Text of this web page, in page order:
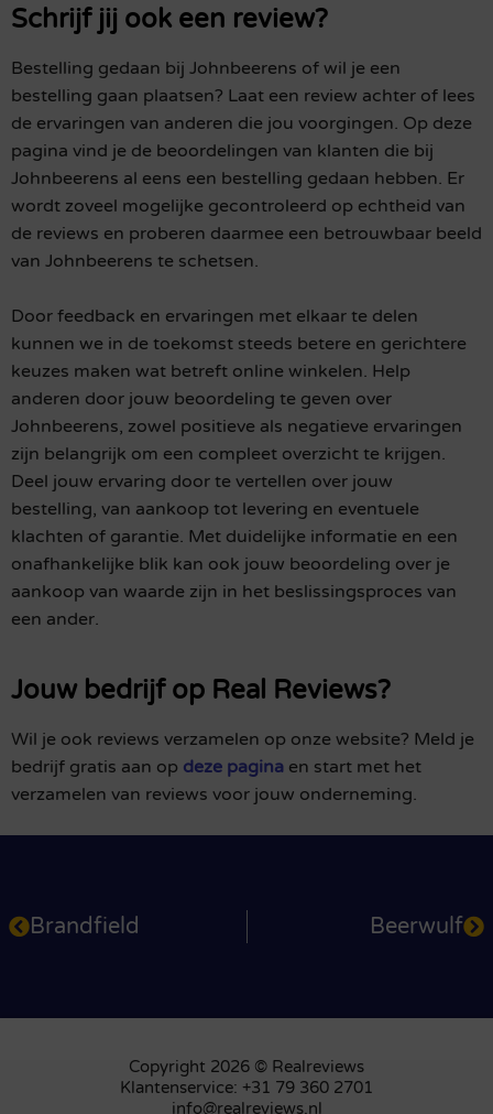
Schrijf jij ook een review?
Bestelling gedaan bij Johnbeerens of wil je een
bestelling gaan plaatsen? Laat een review achter of lees
de ervaringen van anderen die jou voorgingen. Op deze
pagina vind je de beoordelingen van klanten die bij
Johnbeerens al eens een bestelling gedaan hebben. Er
wordt zoveel mogelijke gecontroleerd op echtheid van
de reviews en proberen daarmee een betrouwbaar beeld
van Johnbeerens te schetsen.
Door feedback en ervaringen met elkaar te delen
kunnen we in de toekomst steeds betere en gerichtere
keuzes maken wat betreft online winkelen. Help
anderen door jouw beoordeling te geven over
Johnbeerens, zowel positieve als negatieve ervaringen
zijn belangrijk om een compleet overzicht te krijgen.
Deel jouw ervaring door te vertellen over jouw
bestelling, van aankoop tot levering en eventuele
klachten of garantie. Met duidelijke informatie en een
onafhankelijke blik kan ook jouw beoordeling over je
aankoop van waarde zijn in het beslissingsproces van
een ander.
Jouw bedrijf op Real Reviews?
Wil je ook reviews verzamelen op onze website? Meld je
bedrijf gratis aan op deze pagina en start met het
verzamelen van reviews voor jouw onderneming.
Brandfield Beerwulf
Copyright 2026 © Realreviews
Klantenservice: +31 79 360 2701
info@realreviews.nl